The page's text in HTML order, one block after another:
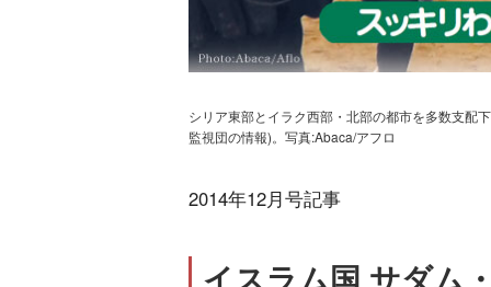
シリア東部とイラク西部・北部の都市を多数支配
監視団の情報)。写真:Abaca/アフロ
2014年12月号記事
イスラム国 サダム